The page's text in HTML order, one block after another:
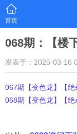
首页
068期：【楼
发表于：2025-03-16
067期【变色龙】【
068期【变色龙】【